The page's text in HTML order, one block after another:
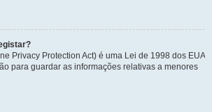
Privacy Protection Act) é uma Lei de 1998 dos EUA
para guardar as informações relativas a menores